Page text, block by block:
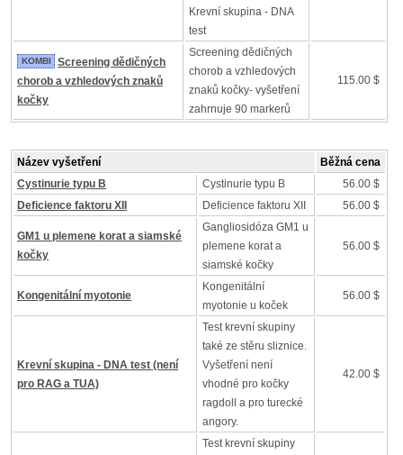
Krevní skupina - DNA
test
KOMBI
Screening dědičných
chorob a vzhledových znaků
kočky
Screening dědičných
chorob a vzhledových
znaků kočky- vyšetření
zahrnuje 90 markerů
115.00 $
Název vyšetření
Běžná cena
Cystinurie typu B
Cystinurie typu B
56.00 $
Deficience faktoru XII
Deficience faktoru XII 56.00 $
GM1 u plemene korat a siamské
kočky
Gangliosidóza GM1 u
plemene korat a
siamské kočky
56.00 $
Kongenitální myotonie
Kongenitální
myotonie u koček
56.00 $
Krevní skupina - DNA test (není
pro RAG a TUA)
Test krevní skupiny
také ze stěru sliznice.
Vyšetření není
vhodné pro kočky
ragdoll a pro turecké
angory.
42.00 $
Test krevní skupiny